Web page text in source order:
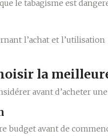
le tabagisme est
l’achat et
la
avant d’acheter
budget avant de